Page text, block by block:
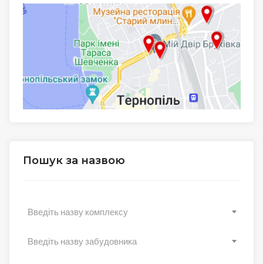
Пошук за назвою
Введіть назву комплексу
Введіть назву забудовника